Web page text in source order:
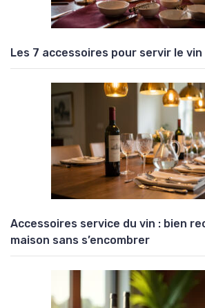
Les 7 accessoires pour servir le
Accessoires service du vin : bien
maison sans s’encombrer